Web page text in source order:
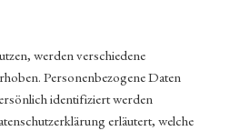
werden verschiedene
Personenbezogene Daten
identifiziert werden
erläutert, welche